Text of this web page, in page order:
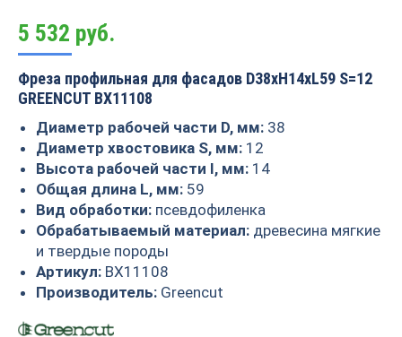
5 532 руб.
Фреза профильная для фасадов D38xH14xL59 S=12
GREENCUT BX11108
Диаметр рабочей части D, мм: 38
Диаметр хвостовика S, мм: 12
Высота рабочей части I, мм: 14
Общая длина L, мм: 59
Вид обработки: псевдофиленка
Обрабатываемый материал: древесина мягкие
и твердые породы
Артикул: BX11108
Производитель: Greencut